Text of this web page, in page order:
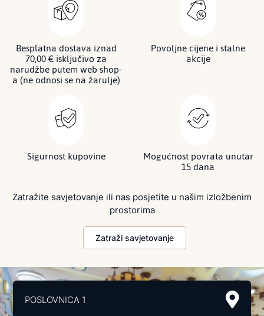
Besplatna dostava iznad
70,00 € isključivo za
narudžbe putem web shop-
a (ne odnosi se na žarulje)
Povoljne cijene i stalne
akcije
Sigurnost kupovine Mogućnost povrata unutar
15 dana
Zatražite savjetovanje ili nas posjetite u našim izložbenim
prostorima
Zatraži savjetovanje
POSLOVNICA 1